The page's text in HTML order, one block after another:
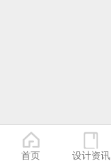
首页 设计资讯